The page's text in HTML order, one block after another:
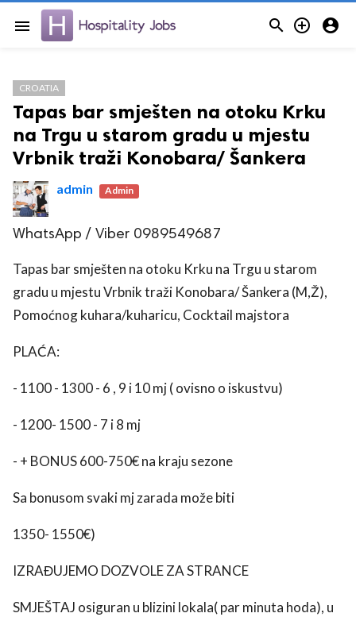
menu   
CROATIA
Tapas bar smješten na otoku Krku
na Trgu u starom gradu u mjestu
Vrbnik traži Konobara/ Šankera
admin Admin
WhatsApp / Viber 0989549687
Tapas bar smješten na otoku Krku na Trgu u starom
gradu u mjestu Vrbnik traži Konobara/ Šankera (M,Ž),
Pomoćnog kuhara/kuharicu, Cocktail majstora
PLAĆA:
- 1100 - 1300 - 6 , 9 i 10 mj ( ovisno o iskustvu)
- 1200- 1500 - 7 i 8 mj
- + BONUS 600-750€ na kraju sezone
Sa bonusom svaki mj zarada može biti
1350- 1550€)
IZRAĐUJEMO DOZVOLE ZA STRANCE
SMJEŠTAJ osiguran u blizini lokala( par minuta hoda), u